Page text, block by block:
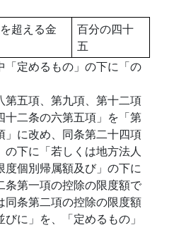
超える金
百分の四十
五
「定めるもの」の下に「の
第五項、第九項、第十二項
十二条の六第五項」を「第
」に改め、同条第二十四項
下に「若しくは地方法人
個別帰属額及び」の下に
条第一項の控除の限度額で
同条第二項の控除の限度額
に」を、「定めるもの」